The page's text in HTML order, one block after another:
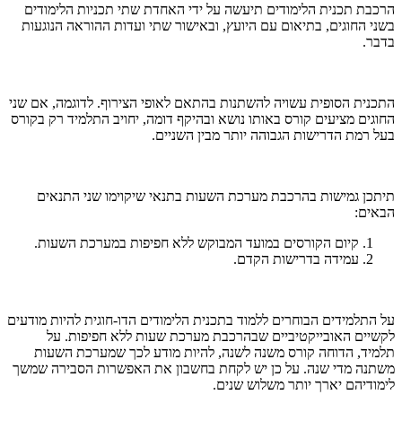
הרכבת תכנית הלימודים תיעשה על ידי האחדת שתי תכניות הלימודים
בשני החוגים, בתיאום עם היועץ, ובאישור שתי ועדות ההוראה הנוגעות
בדבר.
התכנית הסופית עשויה להשתנות בהתאם לאופי הצירוף. לדוגמה, אם שני
החוגים מציעים קורס באותו נושא ובהיקף דומה, יחויב התלמיד רק בקורס
בעל רמת הדרישות הגבוהה יותר מבין השניים.
תיתכן גמישות בהרכבת מערכת השעות בתנאי שיקוימו שני התנאים
הבאים:
קיום הקורסים במועד המבוקש ללא חפיפות במערכת השעות.
עמידה בדרישות הקדם.
על התלמידים הבוחרים ללמוד בתכנית הלימודים הדו-חוגית להיות מודעים
לקשיים האובייקטיביים שבהרכבת מערכת שעות ללא חפיפות. על
תלמיד, הדוחה קורס משנה לשנה, להיות מודע לכך שמערכת השעות
משתנה מדי שנה. על כן יש לקחת בחשבון את האפשרות הסבירה שמשך
לימודיהם יארך יותר משלוש שנים.